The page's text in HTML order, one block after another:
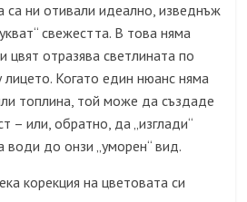
са ни отивали идеално, изведнъж
свежестта. В това няма
отразява светлината по
лицето. Когато един нюанс няма
топлина, той може да създаде
– или, обратно, да „изглади“
води до онзи „уморен“ вид.
корекция на цветовата си